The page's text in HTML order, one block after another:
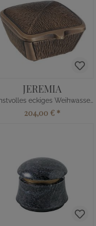
JEREMIA
Kunstvolles eckiges Weihwasserbecken
204,00 € *